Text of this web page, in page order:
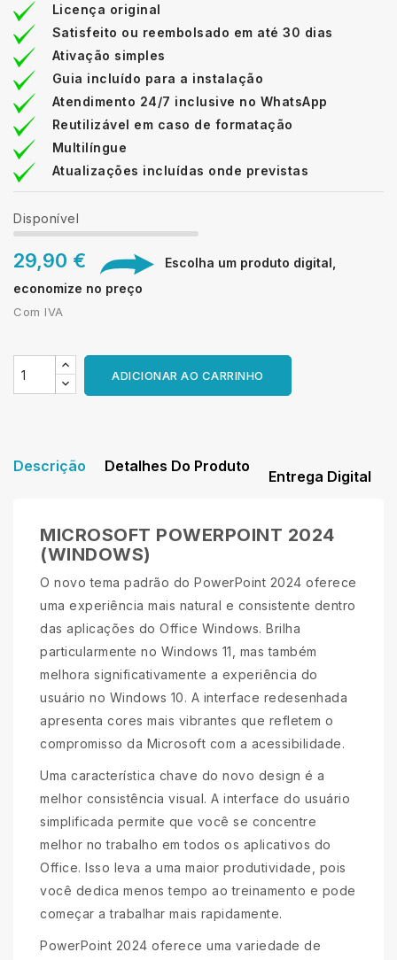
Licença original
Satisfeito ou reembolsado em até 30 dias
Ativação simples
Guia incluído para a instalação
Atendimento 24/7 inclusive no WhatsApp
Reutilizável em caso de formatação
Multilíngue
Atualizações incluídas onde previstas
Disponível
29,90 €
Escolha um produto digital,
economize no preço
Com IVA
ADICIONAR AO CARRINHO
Descrição Detalhes Do Produto
Entrega Digital
MICROSOFT POWERPOINT 2024
(WINDOWS)
O novo tema padrão do PowerPoint 2024 oferece
uma experiência mais natural e consistente dentro
das aplicações do Office Windows. Brilha
particularmente no Windows 11, mas também
melhora significativamente a experiência do
usuário no Windows 10. A interface redesenhada
apresenta cores mais vibrantes que refletem o
compromisso da Microsoft com a acessibilidade.
Uma característica chave do novo design é a
melhor consistência visual. A interface do usuário
simplificada permite que você se concentre
melhor no trabalho em todos os aplicativos do
Office. Isso leva a uma maior produtividade, pois
você dedica menos tempo ao treinamento e pode
começar a trabalhar mais rapidamente.
PowerPoint 2024 oferece uma variedade de